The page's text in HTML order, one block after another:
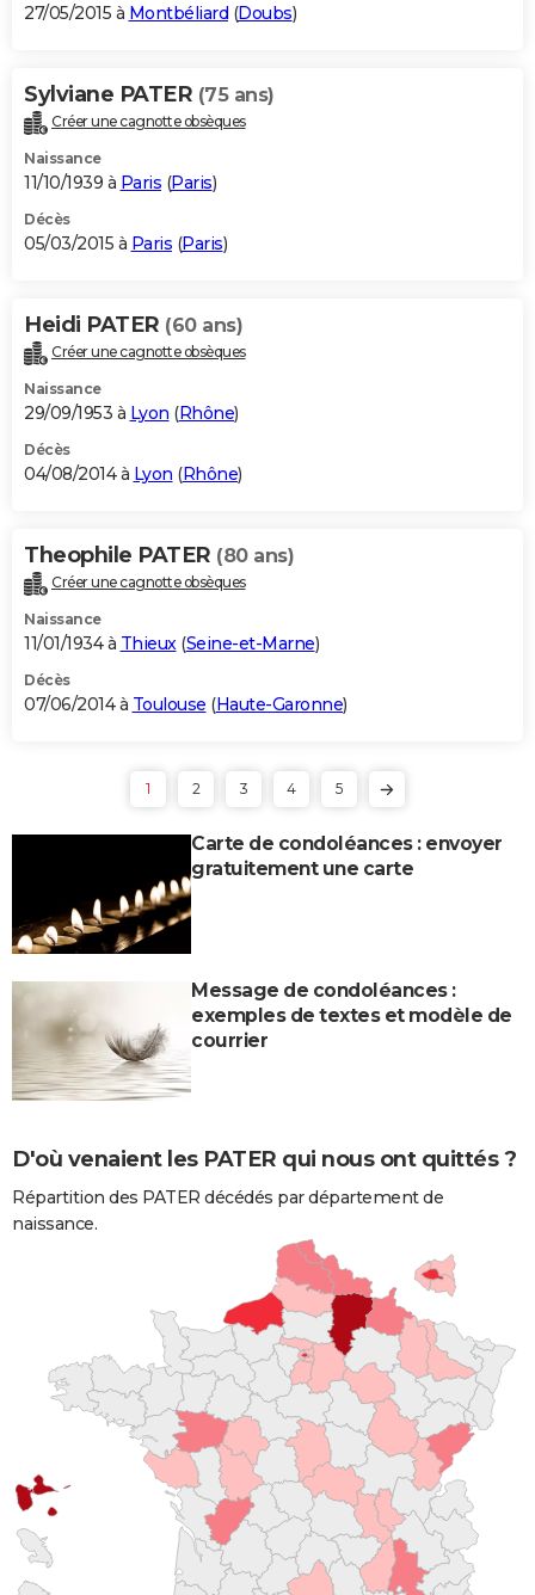
27/05/2015 à Montbéliard (Doubs)
Sylviane PATER (75 ans)
Créer une cagnotte obsèques
Naissance
11/10/1939 à Paris (Paris)
Décès
05/03/2015 à Paris (Paris)
Heidi PATER (60 ans)
Créer une cagnotte obsèques
Naissance
29/09/1953 à Lyon (Rhône)
Décès
04/08/2014 à Lyon (Rhône)
Theophile PATER (80 ans)
Créer une cagnotte obsèques
Naissance
11/01/1934 à Thieux (Seine-et-Marne)
Décès
07/06/2014 à Toulouse (Haute-Garonne)
1 2 3 4 5
Carte de condoléances : envoyer
gratuitement une carte
Message de condoléances :
exemples de textes et modèle de
courrier
D'où venaient les PATER qui nous ont quittés ?
Répartition des PATER décédés par département de
naissance.